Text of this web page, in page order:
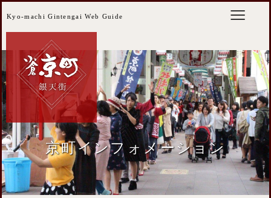
Kyo-machi Gintengai Web Guide
京町インフォメーション